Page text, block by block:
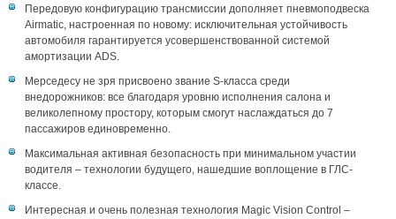
Передовую конфигурацию трансмиссии дополняет пневмоподвеска
Airmatic, настроенная по новому: исключительная устойчивость
автомобиля гарантируется усовершенствованной системой
амортизации ADS.
Мерседесу не зря присвоено звание S-класса среди
внедорожников: все благодаря уровню исполнения салона и
великолепному простору, которым смогут наслаждаться до 7
пассажиров единовременно.
Максимальная активная безопасность при минимальном участии
водителя – технологии будущего, нашедшие воплощение в ГЛС-
классе.
Интересная и очень полезная технология Magic Vision Control –